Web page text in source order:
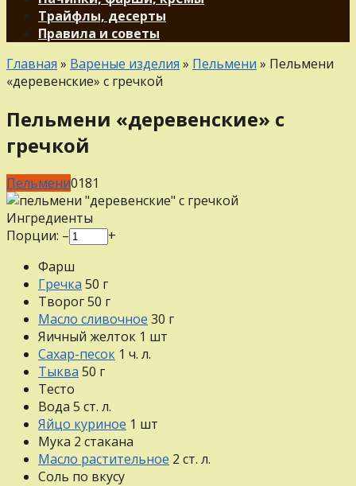
Трайфлы, десерты
Правила и советы
Главная » Вареные изделия » Пельмени » Пельмени
«деревенские» с гречкой
Пельмени «деревенские» с
гречкой
Пельмени0181
Ингредиенты
Порции: –
+
Фарш
Гречка 50 г
Творог50 г
Масло сливочное 30 г
Яичный желток 1 шт
Сахар-песок 1 ч. л.
Тыква 50 г
Тесто
Вода 5 ст. л.
Яйцо куриное 1 шт
Мука 2 стакана
Масло растительное 2 ст. л.
Соль по вкусу